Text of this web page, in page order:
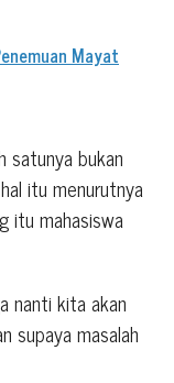
Mayat
satunya bukan
itu menurutnya
itu mahasiswa
nanti kita akan
supaya masalah